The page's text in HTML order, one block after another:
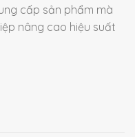
cấp sản phẩm mà
nâng cao hiệu suất